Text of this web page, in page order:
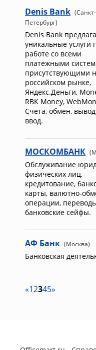
Denis Bank (Санкт-
Петербург)
Denis Bank
уникальные услуги
работе со всеми
платежными
присутствующими
российском рынке,
Яндекс.Деньги,
RBK Money,
Счета, обмен,
ввод.
МОСКОМБАНК
Обслуживание
физических лиц,
кредитование,
карты, валютно-
операции,
банковские сейфы.
АФ Банк (Москва)
Банковская
«12345»